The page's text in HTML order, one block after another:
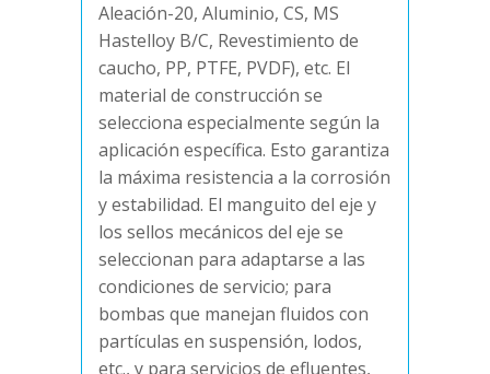
Aleación-20, Aluminio, CS, MS
Hastelloy B/C, Revestimiento de
caucho, PP, PTFE, PVDF), etc. El
material de construcción se
selecciona especialmente según la
aplicación específica. Esto garantiza
la máxima resistencia a la corrosión
y estabilidad. El manguito del eje y
los sellos mecánicos del eje se
seleccionan para adaptarse a las
condiciones de servicio; para
bombas que manejan fluidos con
partículas en suspensión, lodos,
etc., y para servicios de efluentes,